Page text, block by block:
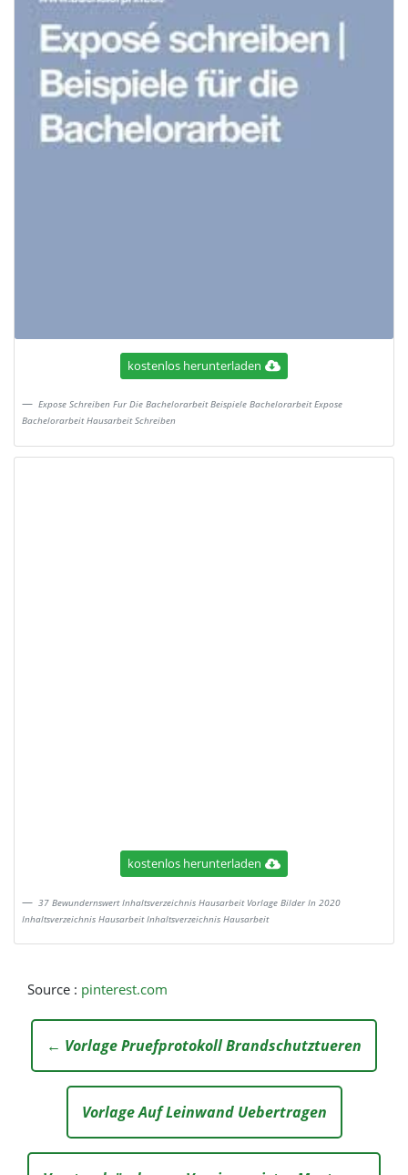
kostenlos herunterladen
Expose Schreiben Fur Die Bachelorarbeit Beispiele Bachelorarbeit Expose
Bachelorarbeit Hausarbeit Schreiben
kostenlos herunterladen
37 Bewundernswert Inhaltsverzeichnis Hausarbeit Vorlage Bilder In 2020
Inhaltsverzeichnis Hausarbeit Inhaltsverzeichnis Hausarbeit
Source : pinterest.com
← Vorlage Pruefprotokoll Brandschutztueren
Vorlage Auf Leinwand Uebertragen